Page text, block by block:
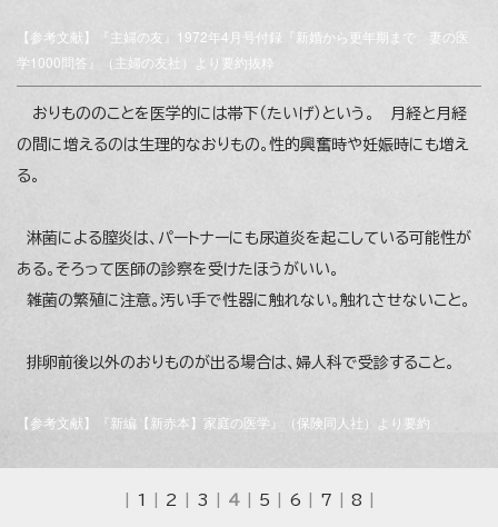
【参考文献】『主婦の友』1972年4月号付録『新婚から更年期まで 妻の医
学1000問答』（主婦の友社）より要約抜粋
おりもののことを医学的には帯下（たいげ）という。 月経と月経
の間に増えるのは生理的なおりもの。性的興奮時や妊娠時にも増え
る。
淋菌による膣炎は、パートナーにも尿道炎を起こしている可能性が
ある。そろって医師の診察を受けたほうがいい。
雑菌の繁殖に注意。汚い手で性器に触れない。触れさせないこと。
排卵前後以外のおりものが出る場合は、婦人科で受診すること。
【参考文献】『新編【新赤本】家庭の医学』（保険同人社）より要約
1 2 3 4 5 6 7 8